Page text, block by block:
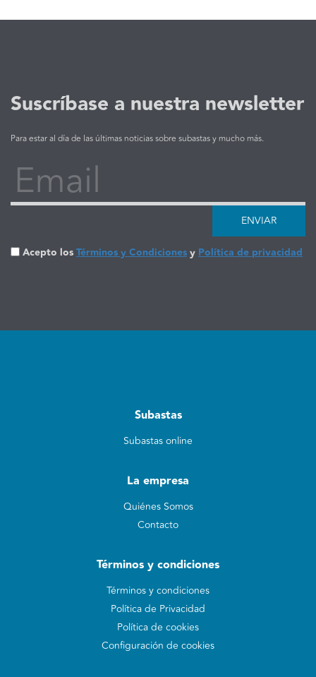
Suscríbase a nuestra newsletter
Para estar al día de las últimas noticias sobre subastas y mucho más.
Email
ENVIAR
Acepto losTérminos y CondicionesyPolítica de privacidad
Subastas
Subastas online
La empresa
Quiénes Somos
Contacto
Términos y condiciones
Términos y condiciones
Política de Privacidad
Política de cookies
Configuración de cookies